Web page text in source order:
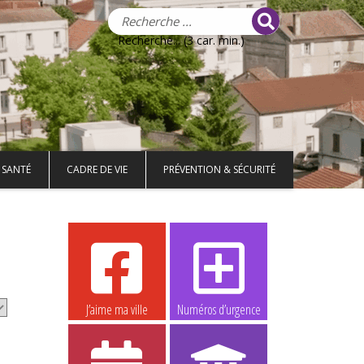
Recherche... (3 car. min.)
CADRE DE VIE PRÉVENTION & SÉCURITÉ
J’aime ma ville Numéros d’urgence